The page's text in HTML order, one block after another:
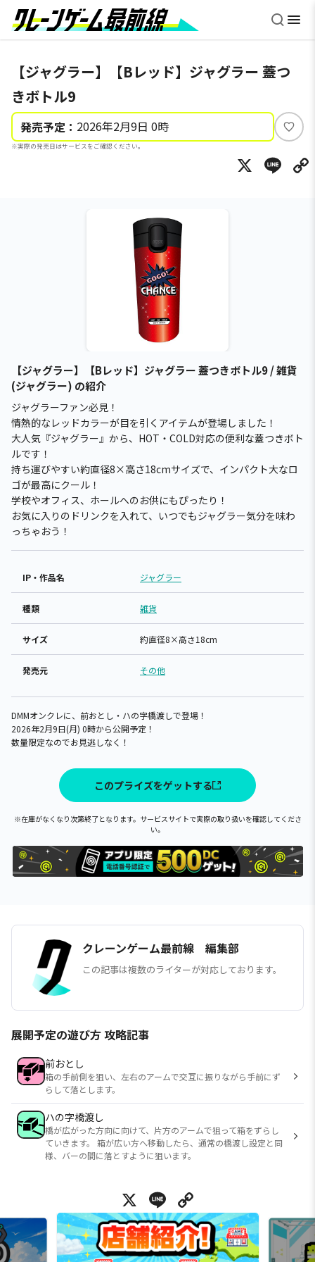
【ジャグラー】【Bレッド】ジャグラー 蓋つ
きボトル9
発売予定： 2026年2月9日 0時
※実際の発売日はサービスをご確認ください。
い
ね
X
【ジャグラー】【Bレッド】ジャグラー 蓋つきボトル9 / 雑貨
(ジャグラー) の紹介
ジャグラーファン必見！
情熱的なレッドカラーが目を引くアイテムが登場しました！
大人気『ジャグラー』から、HOT・COLD対応の便利な蓋つきボト
ルです！
持ち運びやすい約直径8×高さ18cmサイズで、インパクト大なロ
ゴが最高にクール！
学校やオフィス、ホールへのお供にもぴったり！
お気に入りのドリンクを入れて、いつでもジャグラー気分を味わ
っちゃおう！
IP・作品名 ジャグラー
種類 雑貨
サイズ 約直径8×高さ18cm
発売元 その他
DMMオンクレに、前おとし・ハの字橋渡しで登場！
2026年2月9日(月) 0時から公開予定！
数量限定なのでお見逃しなく！
このプライズをゲットする
※在庫がなくなり次第終了となります。サービスサイトで実際の取り扱いを確認してくださ
い。
クレーンゲーム最前線 編集部
この記事は複数のライターが対応しております。
展開予定の遊び方 攻略記事
前おとし
箱の手前側を狙い、左右のアームで交互に振りながら手前にず
らして落とします。
ハの字橋渡し
橋が広がった方向に向けて、片方のアームで狙って箱をずらし
ていきます。 箱が広い方へ移動したら、通常の橋渡し設定と同
様、バーの間に落とすように狙います。
X Line